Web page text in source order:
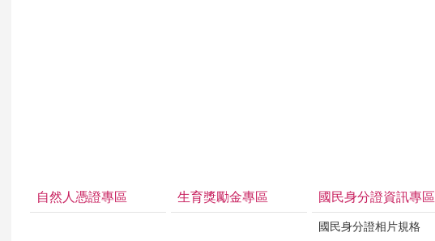
自然人憑證專區 生育獎勵金專區 國民身分證資訊專區
國民身分證相片規格